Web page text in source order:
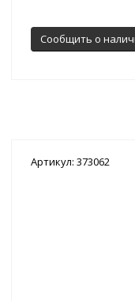
Сообщить о
Артикул: 373062